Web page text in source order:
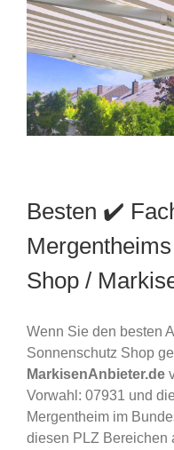
Besten ✔️
Shop /
Wenn Sie den besten
Sonnenschutz Shop
MarkisenAnbieter.de
Vorwahl: 07931 und
Mergentheim im
diesen PLZ Bereichen